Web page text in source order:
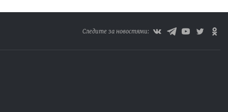
Следите за новостями: